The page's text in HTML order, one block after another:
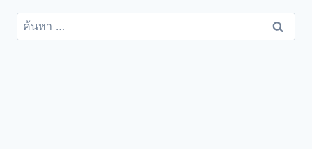
ค้นหา
สำหรับ: